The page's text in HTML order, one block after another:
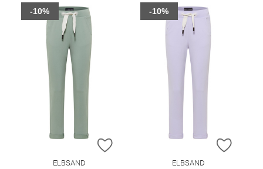
ZUR WUNSCHLISTE HINZUFÜGEN
ELBSAND
-10%
ZUR
ELBSAND
-10%